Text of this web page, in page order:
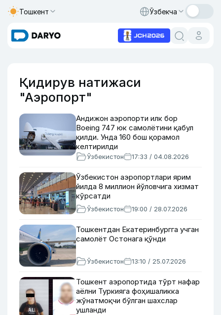
Тошкент Ўзбекча
Қидирув натижаси
"Аэропорт"
Андижон аэропорти илк бор
Boeing 747 юк самолётини қабул
қилди. Унда 160 бош қорамол
келтирилди
Ўзбекистон 17:33 / 04.08.2026
Ўзбекистон аэропортлари ярим
йилда 8 миллион йўловчига хизмат
кўрсатди
Ўзбекистон 19:00 / 28.07.2026
Тошкентдан Екатеринбургга учган
самолёт Остонага қўнди
Ўзбекистон 13:10 / 25.07.2026
Тошкент аэропортида тўрт нафар
аёлни Туркияга фоҳишаликка
жўнатмоқчи бўлган шахслар
ушланди